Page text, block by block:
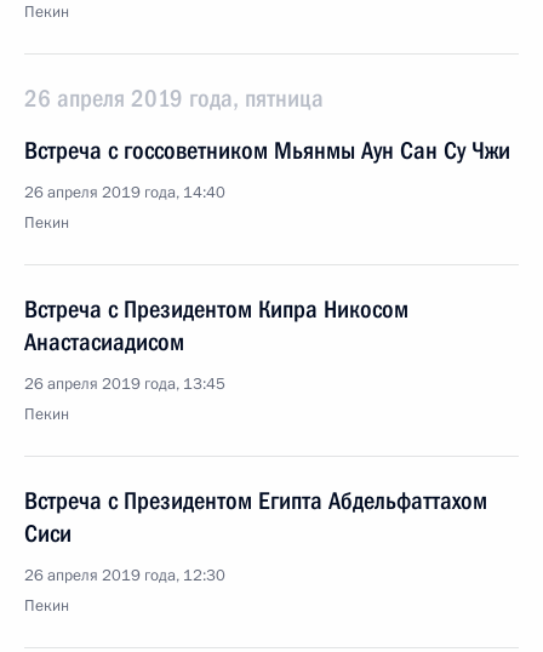
Пекин
26 апреля 2019 года, пятница
Встреча с госсоветником Мьянмы Аун Сан Су Чжи
26 апреля 2019 года, 14:40
Пекин
Встреча с Президентом Кипра Никосом
Анастасиадисом
26 апреля 2019 года, 13:45
Пекин
Встреча с Президентом Египта Абдельфаттахом
Сиси
26 апреля 2019 года, 12:30
Пекин